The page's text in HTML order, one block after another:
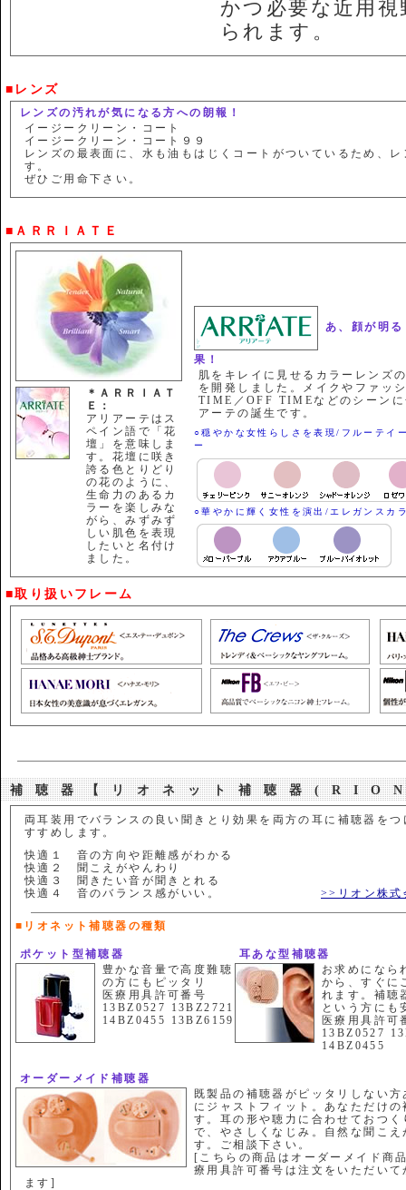
かつ必要な近用
られます。
■レンズ
レンズの汚れが気になる方への朗報！
イージークリーン・コート
イージークリーン・コート９９
レンズの最表面に、水も油もはじくコートがついているため、
す。
ぜひご用命下さい。
■ＡＲＲＩＡＴＥ
＊ＡＲＲＩＡＴ
Ｅ：
アリアーテはス
ペイン語で「花
壇」を意味しま
す。花壇に咲き
誇る色とりどり
の花のように、
生命力のあるカ
ラーを楽しみな
がら、みずみず
しい肌色を表現
したいと名付け
ました。
あ、顔が明
果！
肌をキレイに見せるカラーレンズ
を開発しました。メイクやファッ
TIME／OFF TIMEなどのシーンに
アーテの誕生です。
○穏やかな女性らしさを表現/フルーテイ
ー
○華やかに輝く女性を演出/エレガンスカ
■取り扱いフレーム
補聴器【リオネット補聴器
両耳装用でバランスの良い聞きとり効果を両方の耳に補聴器を
すすめします。
快適１ 音の方向や距離感がわかる
快適２ 聞こえがやんわり
快適３ 聞きたい音が聞きとれる
快適４ 音のバランス感がいい。
>>リオン株
■リオネット補聴器の種類
ポケット型補聴器
耳あな型補聴器
豊かな音量で高度難聴
の方にもピッタリ
医療用具許可番号
13BZ0527 13BZ2721
14BZ0455 13BZ6159
お求めになら
から、すぐに
れます。補聴
という方にも
医療用具許
13BZ0527
14BZ0455
オーダーメイド補聴器
既製品の補聴器がピッタリしない
にジャストフィット。あなただけの
す。耳の形や聴力に合わせておつ
で、やさしくなじみ。自然な聞こ
す。ご相談下さい。
[こちらの商品はオーダーメイド商
療用具許可番号は注文をいただい
ます]